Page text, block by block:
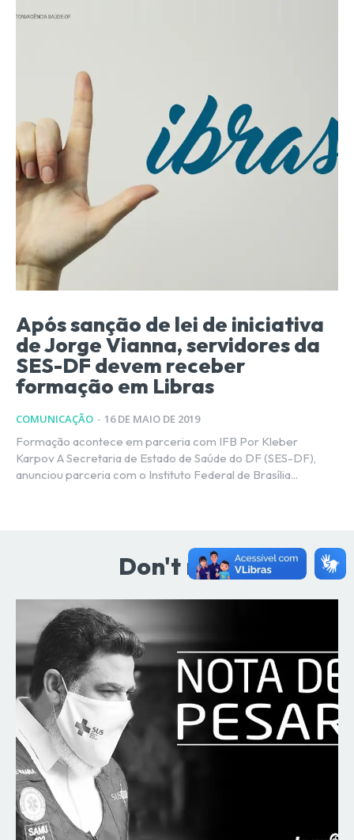
Após sanção de lei de iniciativa
de Jorge Vianna, servidores da
SES-DF devem receber
formação em Libras
COMUNICAÇÃO - 16 DE MAIO DE 2019
Formação acontece em parceria com IFB Por Kleber
Karpov A Secretaria de Estado de Saúde do DF (SES-DF),
anunciou parceria com o Instituto Federal de Brasília...
Don't miss